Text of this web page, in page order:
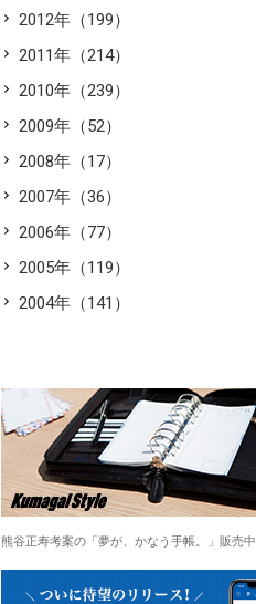
2012年（199）
2011年（214）
2010年（239）
2009年（52）
2008年（17）
2007年（36）
2006年（77）
2005年（119）
2004年（141）
熊谷正寿考案の「夢が、かなう手帳。」販売中